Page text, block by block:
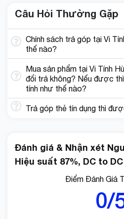
Câu Hỏi Thường Gặp
Chính sách trả góp tại Vi
thế nào?
Mua sản phẩm tại Vi Tính
đổi trả không? Nếu được
tính như thế nào?
Trả góp thẻ tín dụng thì
Đánh giá & Nhận xét
Hiệu suất 87%, DC to DC
Điểm Đánh Giá
0/